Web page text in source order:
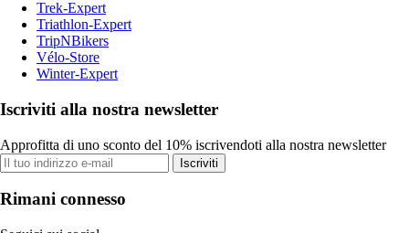
Trek-Expert
Triathlon-Expert
TripNBikers
Vélo-Store
Winter-Expert
Iscriviti alla nostra newsletter
Approfitta di uno sconto del 10% iscrivendoti alla nostra newsletter
Iscriviti
Rimani connesso